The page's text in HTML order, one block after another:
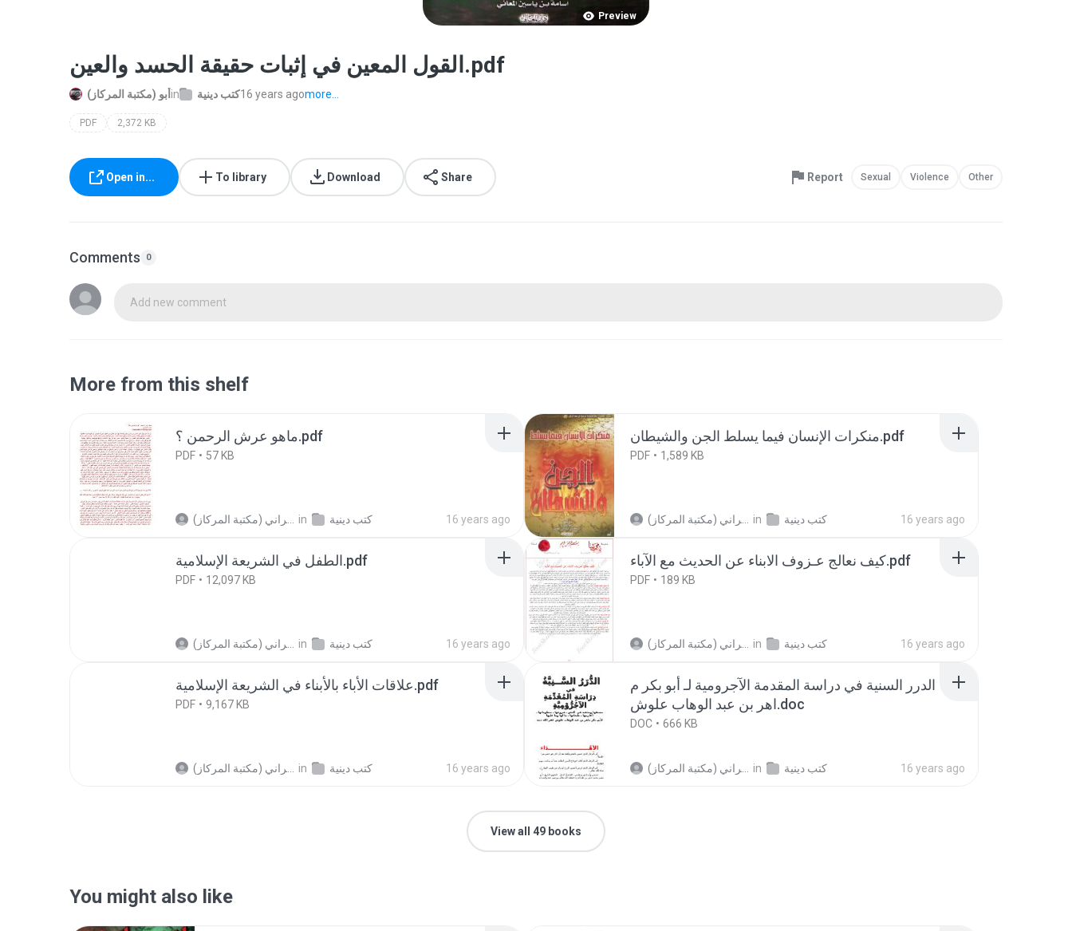
Preview
القول المعين في إثبات حقيقة الحسد والعين.pdf
(مكتبة المركاز) أبو in كتب دينية16 years agomore...
PDF 2,372 KB
Open in... To library Download Share Report Sexual Violence Other
Comments 0
Add new comment
More from this shelf
ماهو عرش الرحمن ؟.pdf
PDF 57 KB
(مكتبة المركاز) أبو ريان الزهراني S. in كتب دينية 16 years ago
منكرات الإنسان فيما يسلط الجن والشيطان.pdf
PDF 1,589 KB
(مكتبة المركاز) أبو ريان الزهراني S. in كتب دينية 16 years ago
الطفل في الشريعة الإسلامية.pdf
PDF 12,097 KB
(مكتبة المركاز) أبو ريان الزهراني S. in كتب دينية 16 years ago
كيف نعالج عـزوف الابناء عن الحديث مع الآباء.pdf
PDF 189 KB
(مكتبة المركاز) أبو ريان الزهراني S. in كتب دينية 16 years ago
علاقات الأباء بالأبناء في الشريعة الإسلامية.pdf
PDF 9,167 KB
(مكتبة المركاز) أبو ريان الزهراني S. in كتب دينية 16 years ago
الدرر السنية في دراسة المقدمة الآجرومية لـ أبو بكر م
اهر بن عبد الوهاب علوش.doc
DOC 666 KB
(مكتبة المركاز) أبو ريان الزهراني S. in كتب دينية 16 years ago
View all 49 books
You might also like